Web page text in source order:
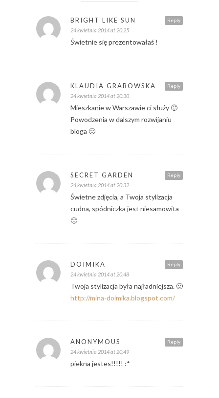
Reply
BRIGHT LIKE SUN
24 kwietnia 2014 at 20:25
Świetnie się prezentowałaś !
Reply
KLAUDIA GRABOWSKA
24 kwietnia 2014 at 20:30
Mieszkanie w Warszawie ci służy 🙂
Powodzenia w dalszym rozwijaniu
bloga 🙂
Reply
SECRET GARDEN
24 kwietnia 2014 at 20:32
Świetne zdjęcia, a Twoja stylizacja
cudna, spódniczka jest niesamowita
🙂
Reply
DOIMIKA
24 kwietnia 2014 at 20:48
Twoja stylizacja była najładniejsza. 🙂
http://mina-doimika.blogspot.com/
Reply
ANONYMOUS
24 kwietnia 2014 at 20:49
piekna jestes!!!!! :*